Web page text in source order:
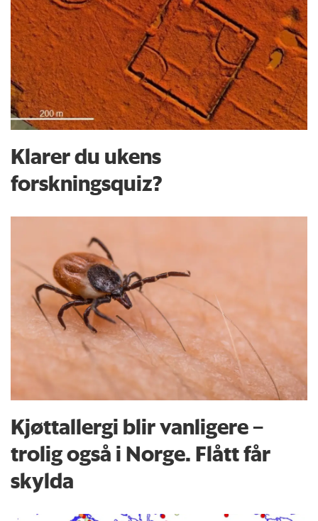
Klarer du ukens
forskningsquiz?
Kjøttallergi blir vanligere –
trolig også i Norge. Flått får
skylda